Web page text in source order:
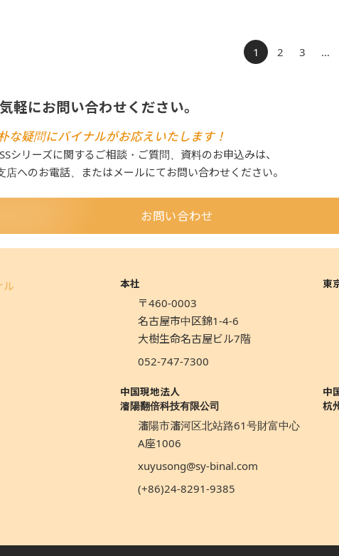
1 2 3 …
軽にお問い合わせください。
な疑問にバイナルがお応えいたします！
シリーズに関するご相談・ご質問、資料のお申込みは、
店へのお電話、またはメールにてお問い合わせください。
お問い合わせ
本社
〒460-0003
名古屋市中区錦1-4-6
大樹生命名古屋ビル7階
052-747-7300
東
中国現地法人
瀋陽翻倍科技有限公司
瀋陽市瀋河区北站路61号財富中心
A座1006
xuyusong@sy-binal.com
(+86)24-8291-9385
中
杭